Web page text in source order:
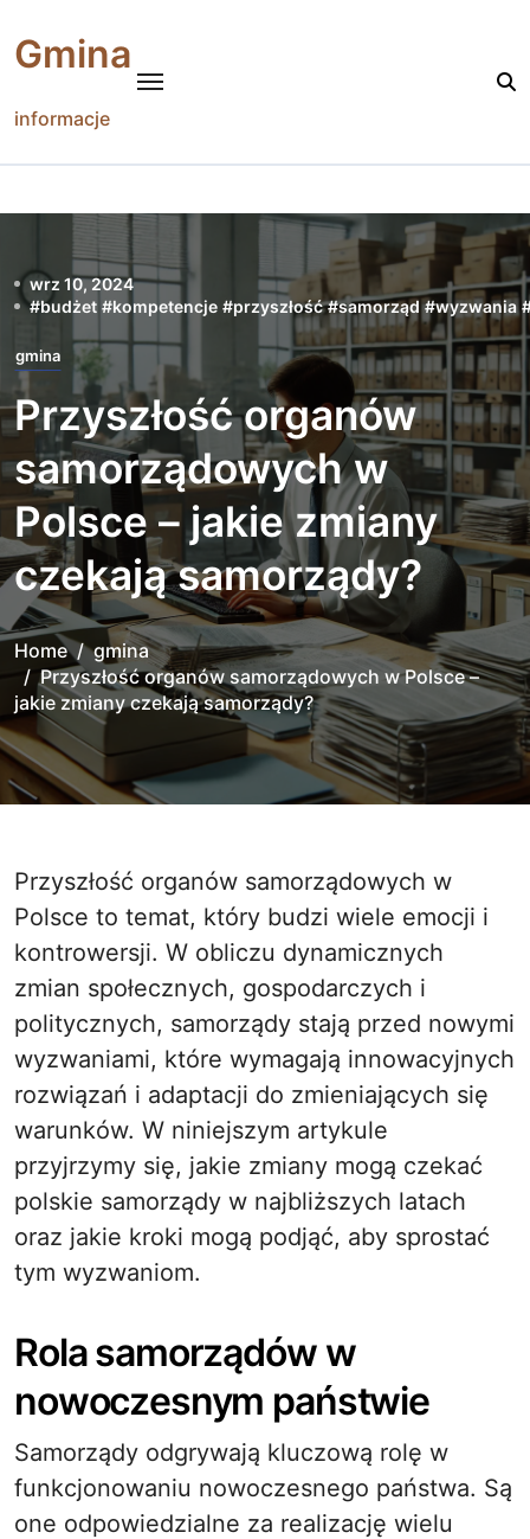
content
Gmina
informacje
wrz 10, 2024
#budżet #kompetencje #przyszłość #samorząd #wyzwania
gmina
Przyszłość organów
samorządowych w
Polsce – jakie zmiany
czekają samorządy?
Home
gmina
Przyszłość organów samorządowych w Polsce –
jakie zmiany czekają samorządy?
Przyszłość organów samorządowych w
Polsce to temat, który budzi wiele emocji i
kontrowersji. W obliczu dynamicznych
zmian społecznych, gospodarczych i
politycznych, samorządy stają przed nowymi
wyzwaniami, które wymagają innowacyjnych
rozwiązań i adaptacji do zmieniających się
warunków. W niniejszym artykule
przyjrzymy się, jakie zmiany mogą czekać
polskie samorządy w najbliższych latach
oraz jakie kroki mogą podjąć, aby sprostać
tym wyzwaniom.
Rola samorządów w
nowoczesnym państwie
Samorządy odgrywają kluczową rolę w
funkcjonowaniu nowoczesnego państwa. Są
one odpowiedzialne za realizację wielu